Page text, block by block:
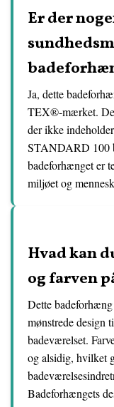
Er der
Ja, dette
TEX®-mærket.
der ikke
STANDARD 100
badeforhænget er
miljøet og
Hvad kan
og farven
Dette
mønstrede design
badeværelset.
og alsidig, hvilket
Badeforhængets